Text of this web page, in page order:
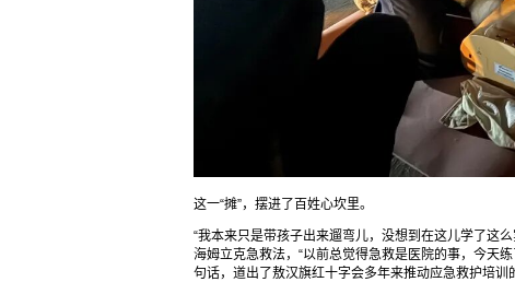
这一“摊”，摆进了百姓心坎里。
“我本来只是带孩子出来遛弯儿，没想到在这儿学了这
海姆立克急救法，“以前总觉得急救是医院的事，今天
句话，道出了敖汉旗红十字会多年来推动应急救护培训